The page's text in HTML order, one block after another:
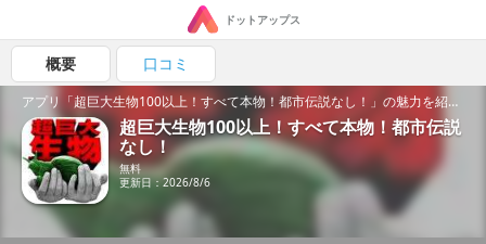
ドットアップス
概要 口コミ
アプリ「超巨大生物100以上！すべて本物！都市伝説なし！」の魅力を紹介！
超巨大生物100以上！すべて本物！都市伝説
なし！
無料
更新日：2026/8/6